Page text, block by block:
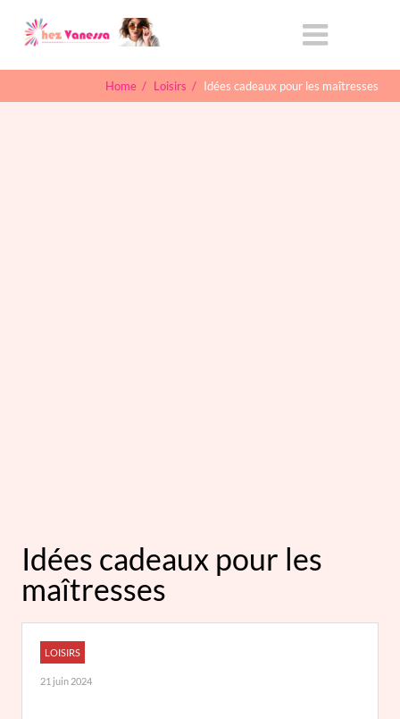
Home / Loisirs / Idées cadeaux pour les maîtresses
Idées cadeaux pour les
maîtresses
LOISIRS
21 juin 2024